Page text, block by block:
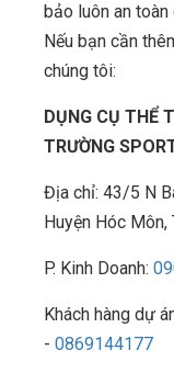
bảo luôn an toàn
Nếu bạn cần
chúng tôi:
DỤNG CỤ THỂ
TRƯỜNG
Địa chỉ: 43/5 N
Huyện Hóc Môn,
P. Kinh Doanh:
Khách hàng dự
- 0869144177